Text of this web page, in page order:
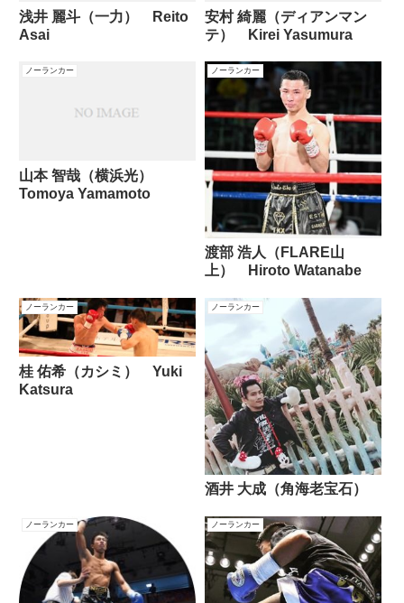
浅井 麗斗（一力） Reito
Asai
安村 綺麗（ディアンマン
テ） Kirei Yasumura
ノーランカー
山本 智哉（横浜光）
Tomoya Yamamoto
ノーランカー
渡部 浩人（FLARE山
上） Hiroto Watanabe
ノーランカー
桂 佑希（カシミ） Yuki
Katsura
ノーランカー
酒井 大成（角海老宝石）
ノーランカー ノーランカー